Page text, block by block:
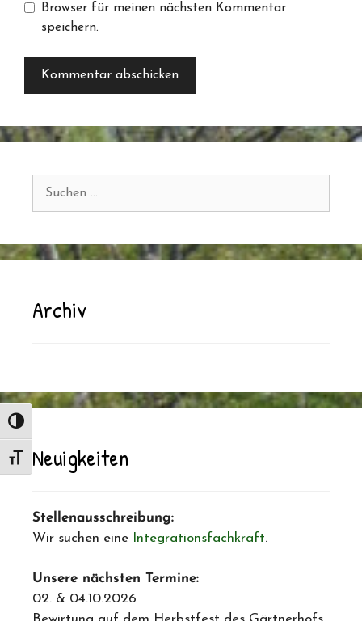
Umschalten auf hohe Kontraste
Schrift vergrößern
Browser für meinen nächsten Kommentar
speichern.
Suchen
Archiv
Neuigkeiten
Stellenausschreibung:
Wir suchen eine
Integrationsfachkraft.
Unsere nächsten Termine:
02. & 04.10.2026